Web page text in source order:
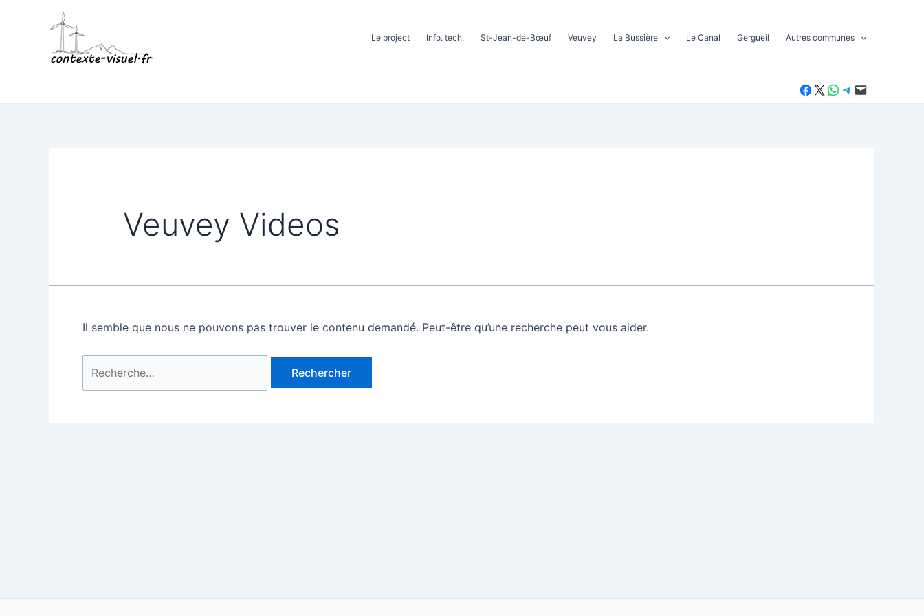
Le project Info. tech. St-Jean-de-Bœuf Veuvey La Bussière Le Canal Gergueil Autres communes
Partager sur Facebook
Partager sur X Partager sur WhatsApp
Partager sur Telegram
Envoyer cette page par e-mail
Veuvey Videos
Il semble que nous ne pouvons pas trouver le contenu demandé. Peut-être qu’une recherche peut vous aider.